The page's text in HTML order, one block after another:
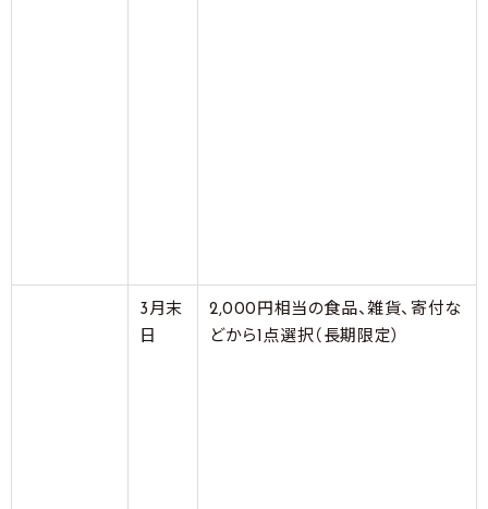
3月末
日
2,000円相当の食品、雑貨、寄付な
どから1点選択（長期限定）